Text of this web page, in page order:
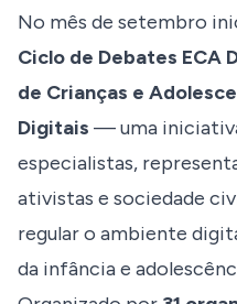
No mês de setembro
Ciclo de Debates ECA
de Crianças e
Digitais — uma
especialistas,
ativistas e sociedade
regular o ambiente
da infância e